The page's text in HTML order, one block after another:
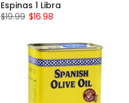
Espinas 1 Libra
$19.99 $16.98